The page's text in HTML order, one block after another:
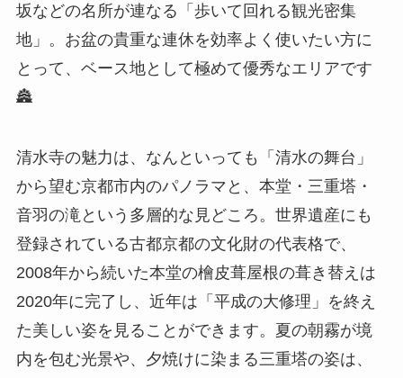
坂などの名所が連なる「歩いて回れる観光密集
地」。お盆の貴重な連休を効率よく使いたい方に
とって、ベース地として極めて優秀なエリアです
🏯
清水寺の魅力は、なんといっても「清水の舞台」
から望む京都市内のパノラマと、本堂・三重塔・
音羽の滝という多層的な見どころ。世界遺産にも
登録されている古都京都の文化財の代表格で、
2008年から続いた本堂の檜皮葺屋根の葺き替えは
2020年に完了し、近年は「平成の大修理」を終え
た美しい姿を見ることができます。夏の朝霧が境
内を包む光景や、夕焼けに染まる三重塔の姿は、